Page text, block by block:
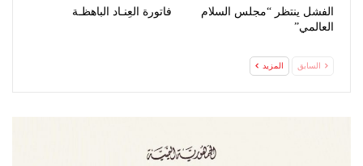
الفشل ينتظر “مجلس السلام
العالمي”
فاتورة العِنـاد الباهظـة
السابق المزيد